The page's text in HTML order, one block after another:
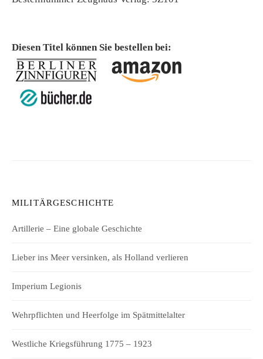
Diesen Titel können Sie bestellen bei:
MILITÄRGESCHICHTE
Artillerie – Eine globale Geschichte
Lieber ins Meer versinken, als Holland verlieren
Imperium Legionis
Wehrpflichten und Heerfolge im Spätmittelalter
Westliche Kriegsführung 1775 – 1923